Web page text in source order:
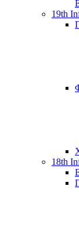
19th
18th